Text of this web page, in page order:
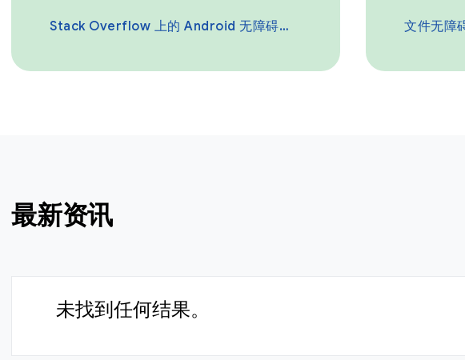
Stack Overflow 上的 Android 无障碍功能 文件无障
最新资讯
未找到任何结果。